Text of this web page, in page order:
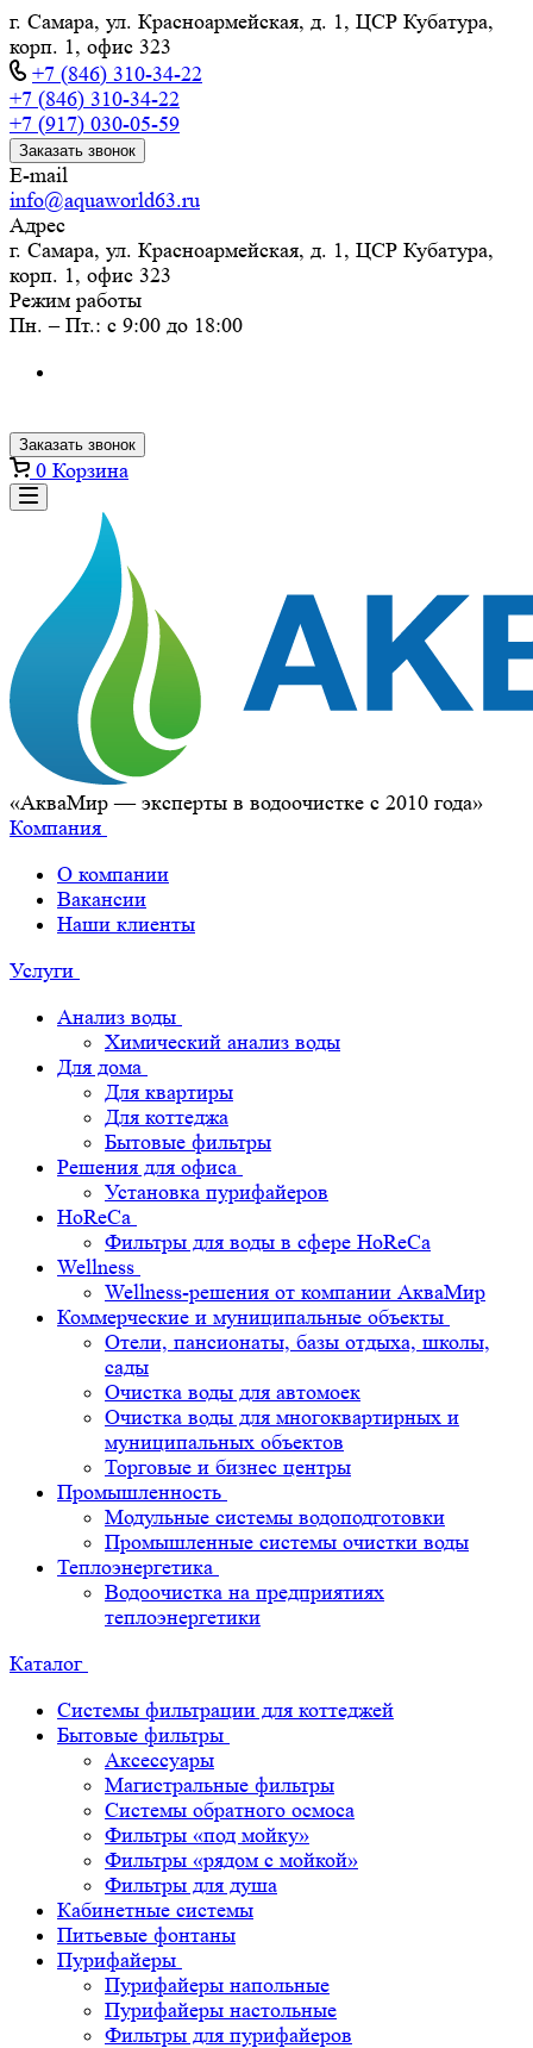
г. Самара, ул. Красноармейская, д. 1, ЦСР Кубатура,
корп. 1, офис 323
+7 (846) 310-34-22
+7 (846) 310-34-22
+7 (917) 030-05-59
Заказать звонок
E-mail
info@aquaworld63.ru
Адрес
г. Самара, ул. Красноармейская, д. 1, ЦСР Кубатура,
корп. 1, офис 323
Режим работы
Пн. – Пт.: с 9:00 до 18:00
Заказать звонок
0 Корзина
«АкваМир — эксперты в водоочистке с 2010 года»
Компания
О компании
Вакансии
Наши клиенты
Услуги
Анализ воды
Химический анализ воды
Для дома
Для квартиры
Для коттеджа
Бытовые фильтры
Решения для офиса
Установка пурифайеров
HoReCa
Фильтры для воды в сфере HoReCa
Wellness
Wellness-решения от компании АкваМир
Коммерческие и муниципальные объекты
Отели, пансионаты, базы отдыха, школы,
сады
Очистка воды для автомоек
Очистка воды для многоквартирных и
муниципальных объектов
Торговые и бизнес центры
Промышленность
Модульные системы водоподготовки
Промышленные системы очистки воды
Теплоэнергетика
Водоочистка на предприятиях
теплоэнергетики
Каталог
Системы фильтрации для коттеджей
Бытовые фильтры
Аксессуары
Магистральные фильтры
Системы обратного осмоса
Фильтры «под мойку»
Фильтры «рядом с мойкой»
Фильтры для душа
Кабинетные системы
Питьевые фонтаны
Пурифайеры
Пурифайеры напольные
Пурифайеры настольные
Фильтры для пурифайеров